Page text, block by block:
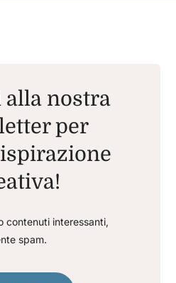
nostra
per
contenuti interessanti,
spam.